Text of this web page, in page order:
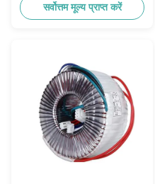
सर्वोत्तम मूल्य प्राप्त करें